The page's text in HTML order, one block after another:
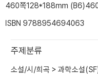
460쪽128*188mm (B6)
ISBN 9788954694063
주제분류
소설/시/희곡 > 과학소설